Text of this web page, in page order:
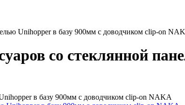
Unihopper в базу 900мм с доводчиком clip-on
со стеклянной
в базу 900мм с доводчиком clip-on NAKA